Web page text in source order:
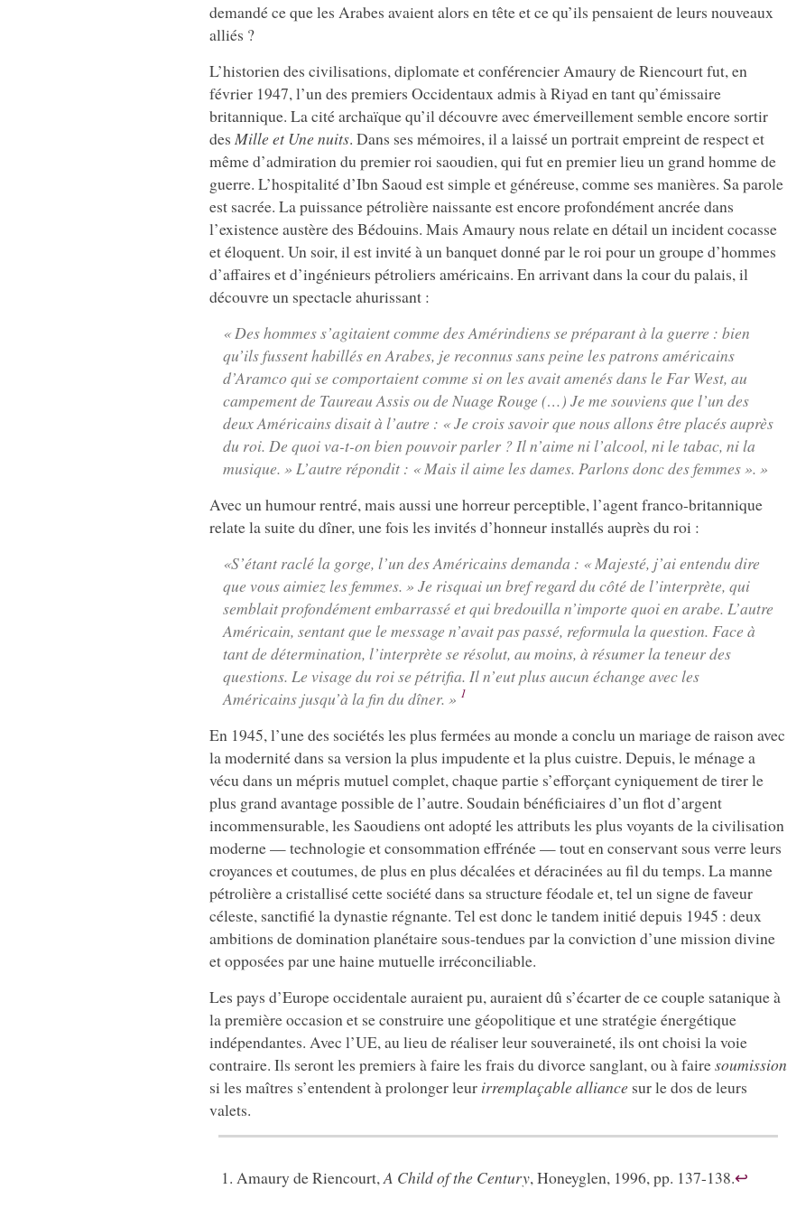
demandé ce que les Arabes avaient alors en tête et ce qu’ils pensaient de leurs nouveaux
alliés ?
L’historien des civilisations, diplomate et conférencier Amaury de Riencourt fut, en
février 1947, l’un des premiers Occidentaux admis à Riyad en tant qu’émissaire
britannique. La cité archaïque qu’il découvre avec émerveillement semble encore sortir
des Mille et Une nuits. Dans ses mémoires, il a laissé un portrait empreint de respect et
même d’admiration du premier roi saoudien, qui fut en premier lieu un grand homme de
guerre. L’hospitalité d’Ibn Saoud est simple et généreuse, comme ses manières. Sa parole
est sacrée. La puissance pétrolière naissante est encore profondément ancrée dans
l’existence austère des Bédouins. Mais Amaury nous relate en détail un incident cocasse
et éloquent. Un soir, il est invité à un banquet donné par le roi pour un groupe d’hommes
d’affaires et d’ingénieurs pétroliers américains. En arrivant dans la cour du palais, il
découvre un spectacle ahurissant :
« Des hommes s’agitaient comme des Amérindiens se préparant à la guerre : bien
qu’ils fussent habillés en Arabes, je reconnus sans peine les patrons américains
d’Aramco qui se comportaient comme si on les avait amenés dans le Far West, au
campement de Taureau Assis ou de Nuage Rouge (…) Je me souviens que l’un des
deux Américains disait à l’autre : « Je crois savoir que nous allons être placés auprès
du roi. De quoi va-t-on bien pouvoir parler ? Il n’aime ni l’alcool, ni le tabac, ni la
musique. » L’autre répondit : « Mais il aime les dames. Parlons donc des femmes ». »
Avec un humour rentré, mais aussi une horreur perceptible, l’agent franco-britannique
relate la suite du dîner, une fois les invités d’honneur installés auprès du roi :
«S’étant raclé la gorge, l’un des Américains demanda : « Majesté, j’ai entendu dire
que vous aimiez les femmes. » Je risquai un bref regard du côté de l’interprète, qui
semblait profondément embarrassé et qui bredouilla n’importe quoi en arabe. L’autre
Américain, sentant que le message n’avait pas passé, reformula la question. Face à
tant de détermination, l’interprète se résolut, au moins, à résumer la teneur des
questions. Le visage du roi se pétrifia. Il n’eut plus aucun échange avec les
Américains jusqu’à la fin du dîner. » 1
En 1945, l’une des sociétés les plus fermées au monde a conclu un mariage de raison avec
la modernité dans sa version la plus impudente et la plus cuistre. Depuis, le ménage a
vécu dans un mépris mutuel complet, chaque partie s’efforçant cyniquement de tirer le
plus grand avantage possible de l’autre. Soudain bénéficiaires d’un flot d’argent
incommensurable, les Saoudiens ont adopté les attributs les plus voyants de la civilisation
moderne — technologie et consommation effrénée — tout en conservant sous verre leurs
croyances et coutumes, de plus en plus décalées et déracinées au fil du temps. La manne
pétrolière a cristallisé cette société dans sa structure féodale et, tel un signe de faveur
céleste, sanctifié la dynastie régnante. Tel est donc le tandem initié depuis 1945 : deux
ambitions de domination planétaire sous-tendues par la conviction d’une mission divine
et opposées par une haine mutuelle irréconciliable.
Les pays d’Europe occidentale auraient pu, auraient dû s’écarter de ce couple satanique à
la première occasion et se construire une géopolitique et une stratégie énergétique
indépendantes. Avec l’UE, au lieu de réaliser leur souveraineté, ils ont choisi la voie
contraire. Ils seront les premiers à faire les frais du divorce sanglant, ou à fairesoumission
si les maîtres s’entendent à prolonger leur irremplaçable alliance sur le dos de leurs
valets.
Amaury de Riencourt,A Child of the Century, Honeyglen, 1996, pp. 137-138.↩